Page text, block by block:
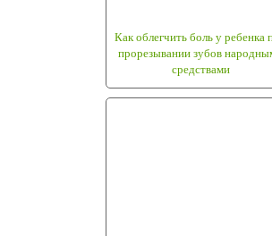
Как облегчить боль у ребенка
прорезывании зубов
средствами